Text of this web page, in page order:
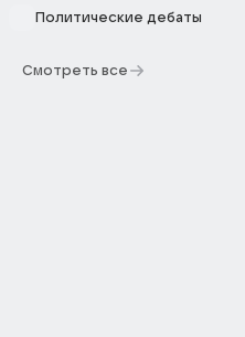
Политические дебаты
Смотреть все